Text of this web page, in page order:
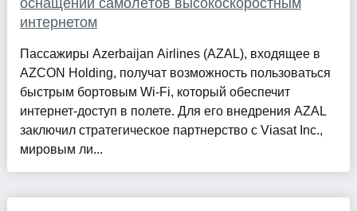
оснащении самолётов высокоскоростным
интернетом
Пассажиры Azerbaijan Airlines (AZAL), входящее в
AZCON Holding, получат возможность пользоваться
быстрым бортовым Wi-Fi, который обеспечит
интернет-доступ в полете. Для его внедрения AZAL
заключил стратегическое партнерство с Viasat Inc.,
мировым ли...